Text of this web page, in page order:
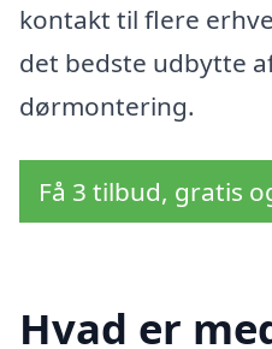
kontakt til flere
det bedste udbytte
dørmontering.
Få 3 tilbud, gratis
Hvad er